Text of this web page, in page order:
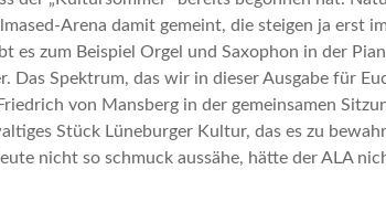
Arena damit gemeint, die steigen ja erst
zum Beispiel Orgel und Saxophon in der
Spektrum, das wir in dieser Ausgabe für
von Mansberg in der gemeinsamen
Stück Lüneburger Kultur, das es zu
nicht so schmuck aussähe, hätte der ALA